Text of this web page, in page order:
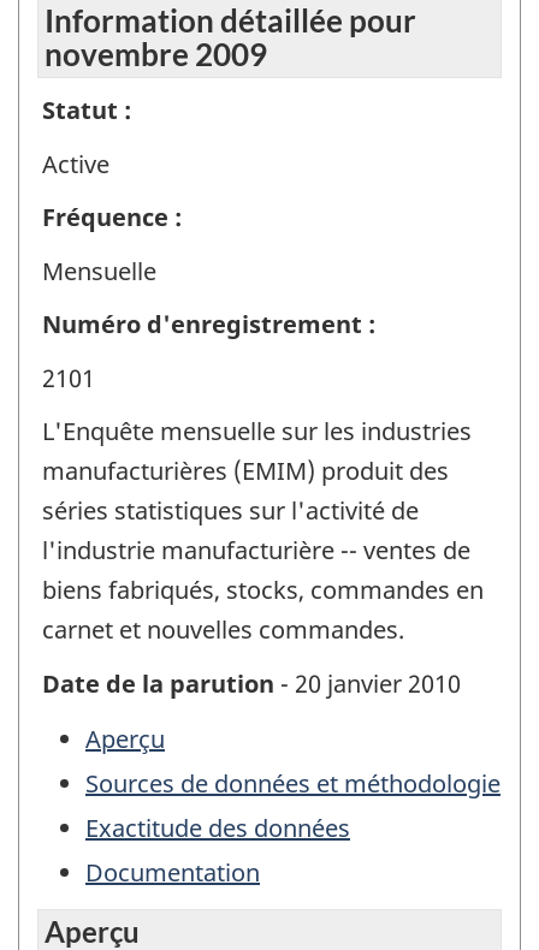
Information détaillée pour
novembre 2009
Statut :
Active
Fréquence :
Mensuelle
Numéro d'enregistrement :
2101
L'Enquête mensuelle sur les industries
manufacturières (EMIM) produit des
séries statistiques sur l'activité de
l'industrie manufacturière -- ventes de
biens fabriqués, stocks, commandes en
carnet et nouvelles commandes.
Date de la parution - 20 janvier 2010
Aperçu
Sources de données et méthodologie
Exactitude des données
Documentation
Aperçu